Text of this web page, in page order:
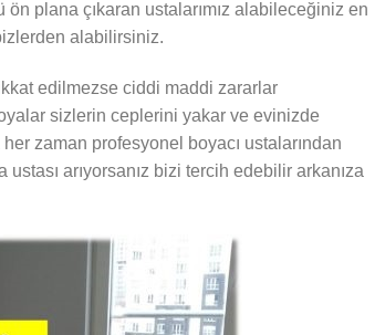
plana çıkaran ustalarımız alabileceğiniz en
alabilirsiniz.
edilmezse ciddi maddi zararlar
sizlerin ceplerini yakar ve evinizde
zaman profesyonel boyacı ustalarından
arıyorsanız bizi tercih edebilir arkanıza